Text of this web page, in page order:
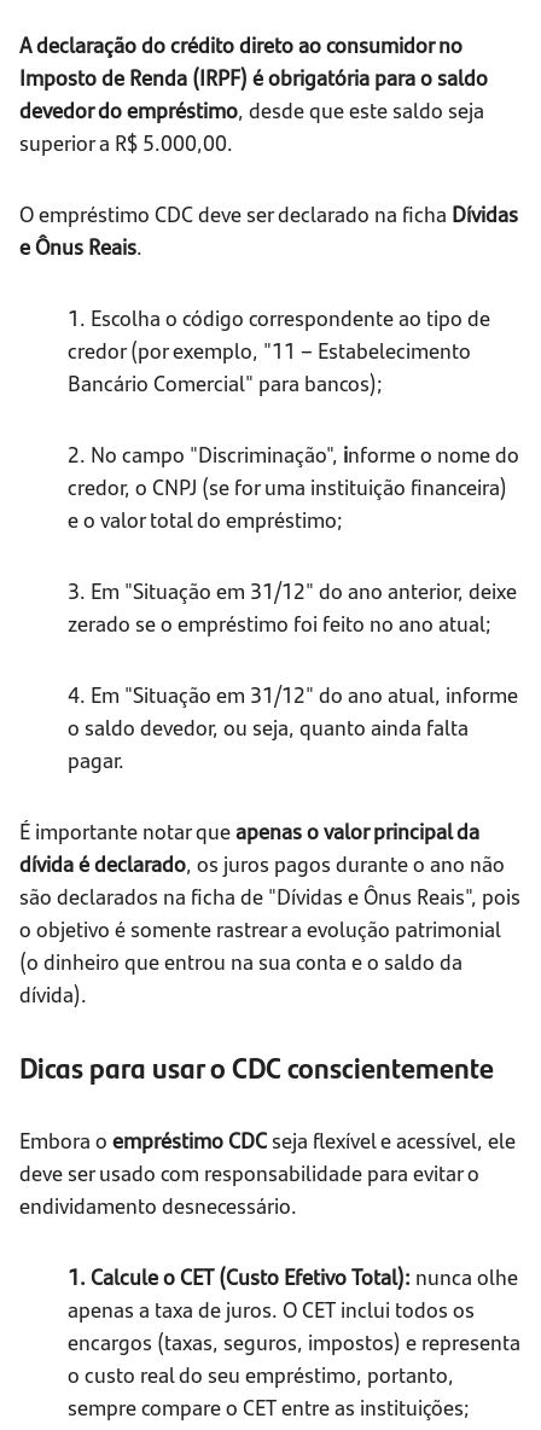
A declaração do crédito direto ao consumidor no
Imposto de Renda (IRPF) é obrigatória para o saldo
devedor do empréstimo, desde que este saldo seja
superior a R$ 5.000,00.
O empréstimo CDC deve ser declarado na ficha Dívidas
e Ônus Reais.
1. Escolha o código correspondente ao tipo de
credor (por exemplo, "11 – Estabelecimento
Bancário Comercial" para bancos);
2. No campo "Discriminação", informe o nome do
credor, o CNPJ (se for uma instituição financeira)
e o valor total do empréstimo;
3. Em "Situação em 31/12" do ano anterior, deixe
zerado se o empréstimo foi feito no ano atual;
4. Em "Situação em 31/12" do ano atual, informe
o saldo devedor, ou seja, quanto ainda falta
pagar.
É importante notar queapenas o valor principal da
dívida é declarado, os juros pagos durante o ano não
são declarados na ficha de "Dívidas e Ônus Reais", pois
o objetivo é somente rastrear a evolução patrimonial
(o dinheiro que entrou na sua conta e o saldo da
dívida).
Dicas para usar o CDC conscientemente
Embora o empréstimo CDC seja flexível e acessível, ele
deve ser usado com responsabilidade para evitar o
endividamento desnecessário.
1. Calcule o CET (Custo Efetivo Total): nunca olhe
apenas a taxa de juros. O CET inclui todos os
encargos (taxas, seguros, impostos) e representa
o custo real do seu empréstimo, portanto,
sempre compare o CET entre as instituições;